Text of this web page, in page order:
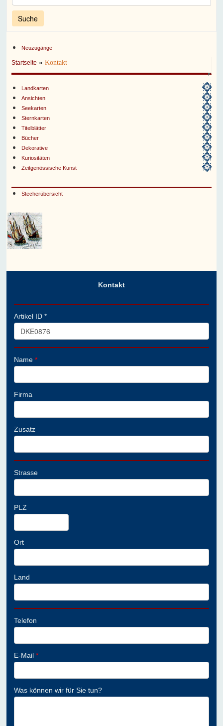
Neuzugänge
Startseite »Kontakt
Landkarten
Ansichten
Seekarten
Sternkarten
Titelblätter
Bücher
Dekorative
Kuriositäten
Zeitgenössische Kunst
Stecherübersicht
Kontakt
Artikel ID *
Name*
Firma
Zusatz
Strasse
PLZ
Ort
Land
Telefon
E-Mail*
Was können wir für Sie tun?